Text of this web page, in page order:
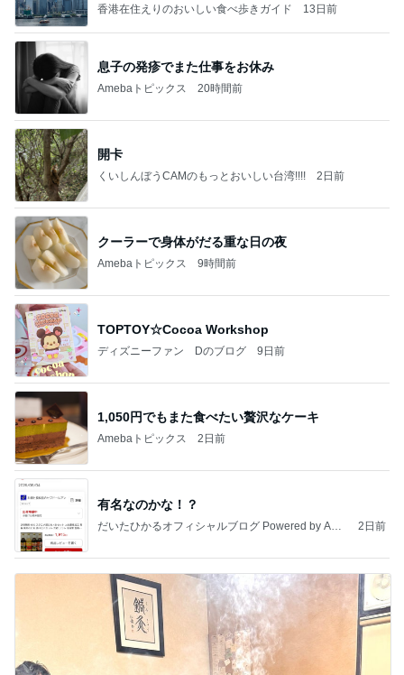
香港在住えりのおいしい食べ歩きガイド 13日前
息子の発疹でまた仕事をお休み
Amebaトピックス 20時間前
開卡
くいしんぼうCAMのもっとおいしい台湾!!!! 2日前
クーラーで身体がだる重な日の夜
Amebaトピックス 9時間前
TOPTOY☆Cocoa Workshop
ディズニーファン Dのブログ 9日前
1,050円でもまた食べたい贅沢なケーキ
Amebaトピックス 2日前
有名なのかな！？
だいたひかるオフィシャルブログ Powered by Ame
2日前